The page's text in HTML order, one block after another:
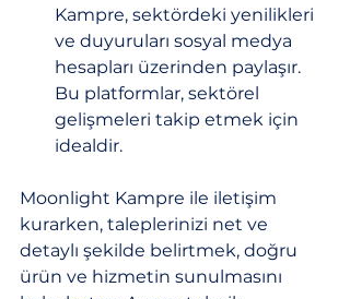
Kampre, sektördeki yenilikleri
ve duyuruları sosyal medya
hesapları üzerinden paylaşır.
Bu platformlar, sektörel
gelişmeleri takip etmek için
idealdir.
Moonlight Kampre ile iletişim
kurarken, taleplerinizi net ve
detaylı şekilde belirtmek, doğru
ürün ve hizmetin sunulmasını